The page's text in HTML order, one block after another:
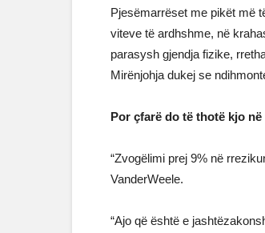
Pjesëmarrëset me pikët më
viteve të ardhshme, në
parasysh gjendja fizike,
Mirënjohja dukej se
Por çfarë do të thotë kjo
“Zvogëlimi prej 9% në
VanderWeele.
“Ajo që është e